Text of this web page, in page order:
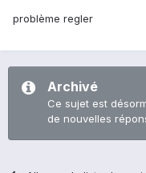
problème regler
Archivé
Ce sujet est
de nouvelles